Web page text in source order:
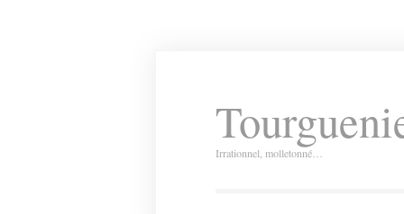
Irrationnel, molletonné…